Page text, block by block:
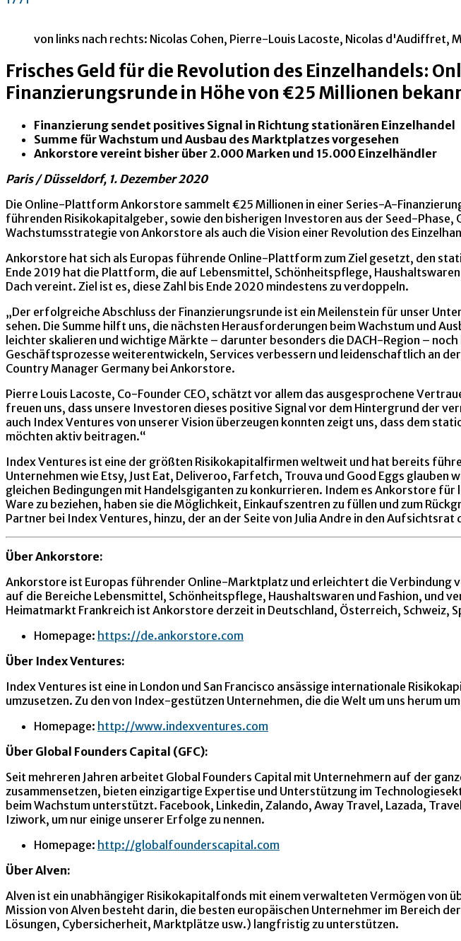
von links nach rechts: Nicolas Cohen, Pierre-Louis Lacoste, Nicolas d'Audiffret,
Frisches Geld für die Revolution des Einzelhandels:
Finanzierungsrunde in Höhe von €25 Millionen
Finanzierung sendet positives Signal in Richtung stationären Einzelhandel
Summe für Wachstum und Ausbau des Marktplatzes vorgesehen
Ankorstore vereint bisher über 2.000 Marken und 15.000 Einzelhändler
Paris / Düsseldorf, 1. Dezember 2020
Die Online-Plattform Ankorstore sammelt €25 Millionen in einer Series-A-
führenden Risikokapitalgeber, sowie den bisherigen Investoren aus der Seed-Phase,
Wachstumsstrategie von Ankorstore als auch die Vision einer Revolution des
Ankorstore hat sich als Europas führende Online-Plattform zum Ziel gesetzt, den
Ende 2019 hat die Plattform, die auf Lebensmittel, Schönheitspflege,
Dach vereint. Ziel ist es, diese Zahl bis Ende 2020 mindestens zu verdoppeln.
„Der erfolgreiche Abschluss der Finanzierungsrunde ist ein Meilenstein für unser
sehen. Die Summe hilft uns, die nächsten Herausforderungen beim Wachstum und
leichter skalieren und wichtige Märkte – darunter besonders die DACH-Region –
Geschäftsprozesse weiterentwickeln, Services verbessern und leidenschaftlich an
Country Manager Germany bei Ankorstore.
Pierre Louis Lacoste, Co-Founder CEO, schätzt vor allem das ausgesprochene
freuen uns, dass unsere Investoren dieses positive Signal vor dem Hintergrund der
auch Index Ventures von unserer Vision überzeugen konnten zeigt uns, dass dem
möchten aktiv beitragen.“
Index Ventures ist eine der größten Risikokapitalfirmen weltweit und hat bereits
Unternehmen wie Etsy, Just Eat, Deliveroo, Farfetch, Trouva und Good Eggs
gleichen Bedingungen mit Handelsgiganten zu konkurrieren. Indem es Ankorstore
Ware zu beziehen, haben sie die Möglichkeit, Einkaufszentren zu füllen und zum
Partner bei Index Ventures, hinzu, der an der Seite von Julia Andre in den
Über Ankorstore:
Ankorstore ist Europas führender Online-Marktplatz und erleichtert die Verbindung
auf die Bereiche Lebensmittel, Schönheitspflege, Haushaltswaren und Fashion, und
Heimatmarkt Frankreich ist Ankorstore derzeit in Deutschland, Österreich, Schweiz,
Homepage: https://de.ankorstore.com
Über Index Ventures:
Index Ventures ist eine in London und San Francisco ansässige internationale
umzusetzen. Zu den von Index-gestützen Unternehmen, die die Welt um uns herum
Homepage: http://www.indexventures.com
Über Global Founders Capital (GFC):
Seit mehreren Jahren arbeitet Global Founders Capital mit Unternehmern auf der
zusammensetzen, bieten einzigartige Expertise und Unterstützung im
beim Wachstum unterstützt. Facebook, Linkedin, Zalando, Away Travel, Lazada,
Iziwork, um nur einige unserer Erfolge zu nennen.
Homepage: http://globalfounderscapital.com
Über Alven:
Alven ist ein unabhängiger Risikokapitalfonds mit einem verwalteten Vermögen von
Mission von Alven besteht darin, die besten europäischen Unternehmer im Bereich
Lösungen, Cybersicherheit, Marktplätze usw.) langfristig zu unterstützen.